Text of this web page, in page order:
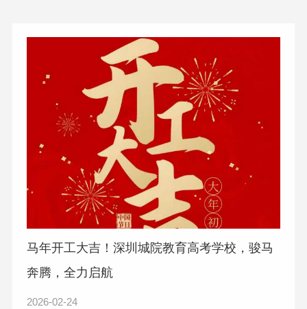
马年开工大吉！深圳城院教育高考学校，骏马
奔腾，全力启航
2026-02-24